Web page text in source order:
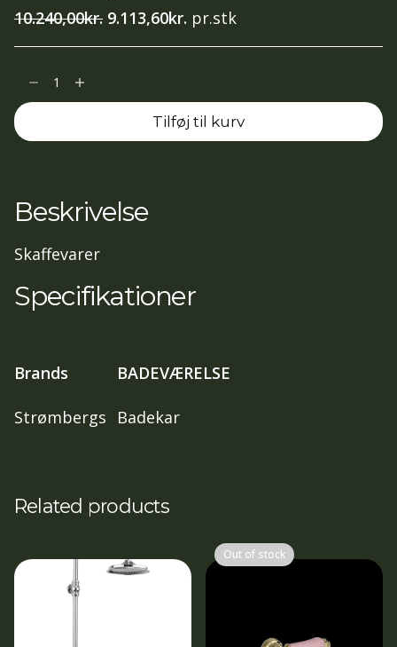
10.240,00kr. Den
oprindelige
10.240,00kr..
9.113,60kr. Den
aktuelle
9.113,60kr..
pr.stk
Urban
siddekar
1250x725mm
antal
Tilføj til kurv
Beskrivelse
Skaffevarer
Specifikationer
Brands BADEVÆRELSE
Strømbergs Badekar
Related products
Out of stock